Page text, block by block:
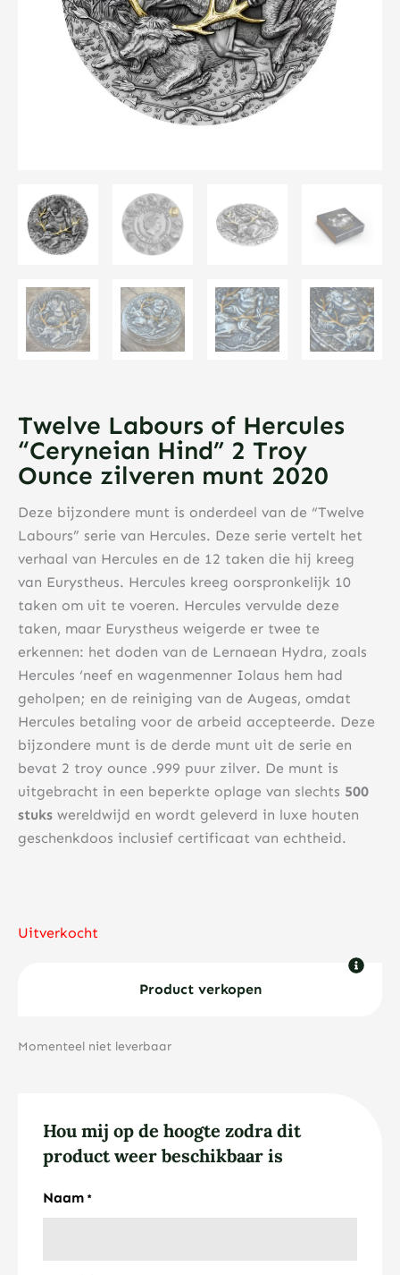
Twelve Labours of Hercules
“Ceryneian Hind” 2 Troy
Ounce zilveren munt 2020
Deze bijzondere munt is onderdeel van de “Twelve
Labours” serie van Hercules. Deze serie vertelt het
verhaal van Hercules en de 12 taken die hij kreeg
van Eurystheus. Hercules kreeg oorspronkelijk 10
taken om uit te voeren. Hercules vervulde deze
taken, maar Eurystheus weigerde er twee te
erkennen: het doden van de Lernaean Hydra, zoals
Hercules ‘neef en wagenmenner Iolaus hem had
geholpen; en de reiniging van de Augeas, omdat
Hercules betaling voor de arbeid accepteerde. Deze
bijzondere munt is de derde munt uit de serie en
bevat 2 troy ounce .999 puur zilver. De munt is
uitgebracht in een beperkte oplage van slechts 500
stuks wereldwijd en wordt geleverd in luxe houten
geschenkdoos inclusief certificaat van echtheid.
Uitverkocht
Product verkopen
Momenteel niet leverbaar
Hou mij op de hoogte zodra dit
product weer beschikbaar is
Naam *